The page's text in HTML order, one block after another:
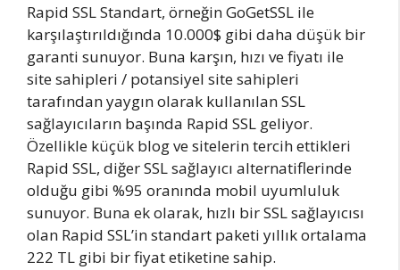
Rapid SSL Standart, örneğin GoGetSSL ile
karşılaştırıldığında 10.000$ gibi daha düşük bir
garanti sunuyor. Buna karşın, hızı ve fiyatı ile
site sahipleri / potansiyel site sahipleri
tarafından yaygın olarak kullanılan SSL
sağlayıcıların başında Rapid SSL geliyor.
Özellikle küçük blog ve sitelerin tercih ettikleri
Rapid SSL, diğer SSL sağlayıcı alternatiflerinde
olduğu gibi %95 oranında mobil uyumluluk
sunuyor. Buna ek olarak, hızlı bir SSL sağlayıcısı
olan Rapid SSL’in standart paketi yıllık ortalama
222 TL gibi bir fiyat etiketine sahip.